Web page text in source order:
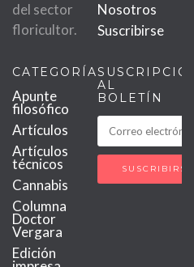
del sector
floricultor.
Nosotros
Suscribirse
CATEGORÍAS
Apunte
filosófico
Artículos
Artículos
técnicos
Cannabis
Columna
Doctor
Vergara
Edición
SUSCRIPCIÓN
AL
BOLETÍN